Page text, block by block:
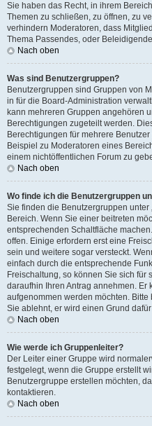
Sie haben das Recht, in ihrem
Themen zu schließen, zu öffnen, zu
verhindern Moderatoren, dass
Thema Passendes, oder
Nach oben
Was sind Benutzergruppen?
Benutzergruppen sind Gruppen von
in für die Board-Administration
kann mehreren Gruppen angehören
Berechtigungen zugeteilt werden.
Berechtigungen für mehrere
Beispiel zu Moderatoren eines
einem nichtöffentlichen Forum zu
Nach oben
Wo finde ich die Benutzergruppen
Sie finden die Benutzergruppen unter
Bereich. Wenn Sie einer beitreten
entsprechenden Schaltfläche
offen. Einige erfordern erst eine
sein und weitere sogar versteckt.
einfach durch die entsprechende
Freischaltung, so können Sie sich
daraufhin Ihren Antrag annehmen. Er
aufgenommen werden möchten.
Sie ablehnt, er wird einen Grund
Nach oben
Wie werde ich Gruppenleiter?
Der Leiter einer Gruppe wird
festgelegt, wenn die Gruppe erstellt
Benutzergruppe erstellen möchten,
kontaktieren.
Nach oben